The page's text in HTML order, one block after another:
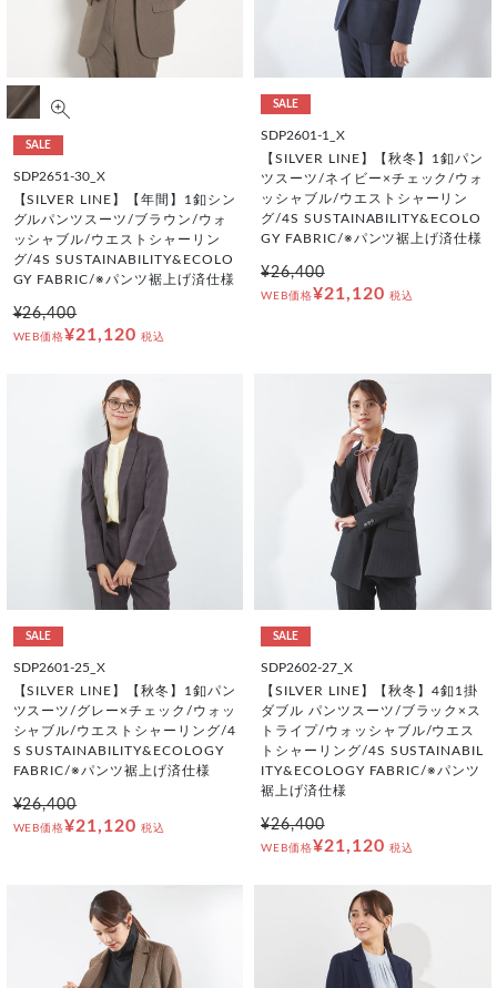
SALE
SDP2651-30_X
【SILVER LINE】【年間】1釦シン
グルパンツスーツ/ブラウン/ウォ
ッシャブル/ウエストシャーリン
グ/4S SUSTAINABILITY&ECOLO
GY FABRIC/※パンツ裾上げ済仕様
¥26,400
WEB価格¥21,120 税込
SALE
SDP2601-1_X
【SILVER LINE】【秋冬】1釦パン
ツスーツ/ネイビー×チェック/ウォ
ッシャブル/ウエストシャーリン
グ/4S SUSTAINABILITY&ECOLO
GY FABRIC/※パンツ裾上げ済仕様
¥26,400
WEB価格¥21,120 税込
SALE
SDP2601-25_X
【SILVER LINE】【秋冬】1釦パン
ツスーツ/グレー×チェック/ウォッ
シャブル/ウエストシャーリング/4
S SUSTAINABILITY&ECOLOGY
FABRIC/※パンツ裾上げ済仕様
¥26,400
WEB価格¥21,120 税込
SALE
SDP2602-27_X
【SILVER LINE】【秋冬】4釦1掛
ダブル パンツスーツ/ブラック×ス
トライプ/ウォッシャブル/ウエス
トシャーリング/4S SUSTAINABIL
ITY&ECOLOGY FABRIC/※パンツ
裾上げ済仕様
¥26,400
WEB価格¥21,120 税込